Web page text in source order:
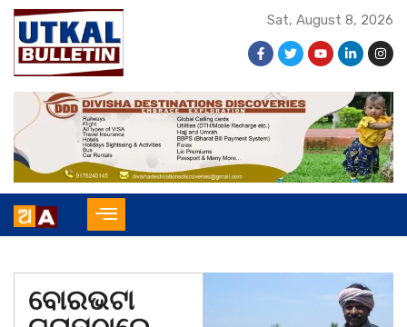
Sat, August 8, 2026
ବୋରଭଟା